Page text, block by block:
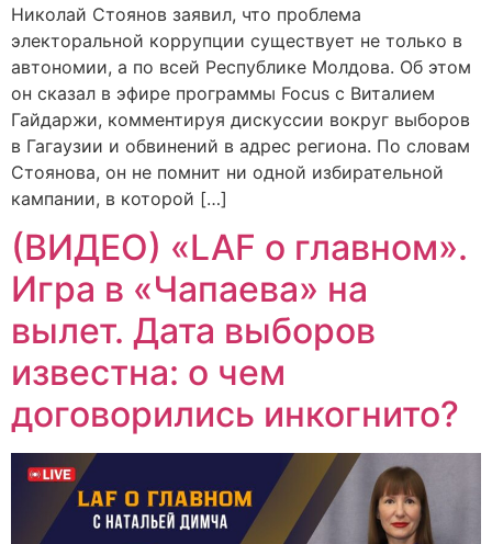
Николай Стоянов заявил, что проблема
электоральной коррупции существует не только в
автономии, а по всей Республике Молдова. Об этом
он сказал в эфире программы Focus с Виталием
Гайдаржи, комментируя дискуссии вокруг выборов
в Гагаузии и обвинений в адрес региона. По словам
Стоянова, он не помнит ни одной избирательной
кампании, в которой […]
(ВИДЕО) «LAF о главном».
Игра в «Чапаева» на
вылет. Дата выборов
известна: о чем
договорились инкогнито?